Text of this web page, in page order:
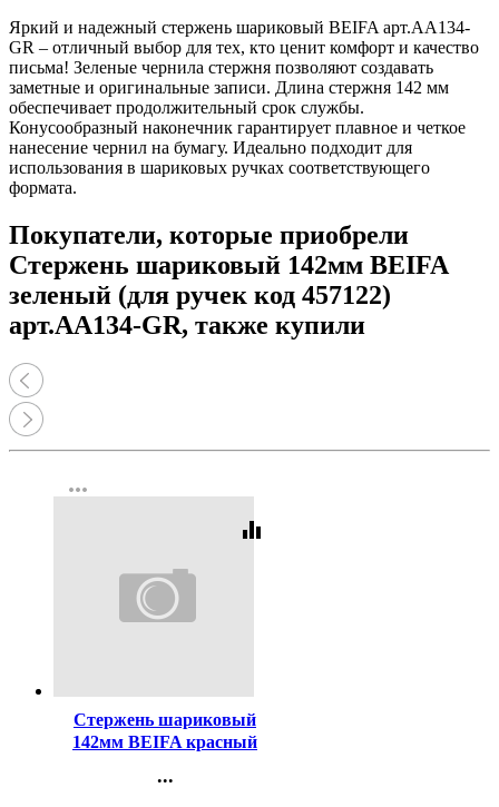
Яркий и надежный стержень шариковый BEIFA арт.АА134-
GR – отличный выбор для тех, кто ценит комфорт и качество
письма! Зеленые чернила стержня позволяют создавать
заметные и оригинальные записи. Длина стержня 142 мм
обеспечивает продолжительный срок службы.
Конусообразный наконечник гарантирует плавное и четкое
нанесение чернил на бумагу. Идеально подходит для
использования в шариковых ручках соответствующего
формата.
Покупатели, которые приобрели
Стержень шариковый 142мм BEIFA
зеленый (для ручек код 457122)
арт.АА134-GR, также купили
more_horiz
equalizer
Стержень шариковый
142мм BEIFA красный
арт.АА134-RD
...